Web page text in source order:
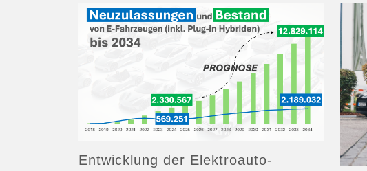
Entwicklung der Elektroauto-